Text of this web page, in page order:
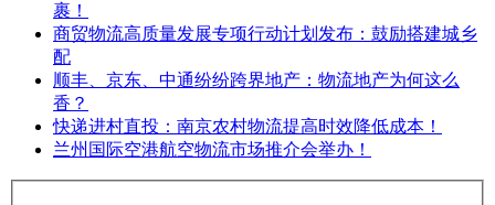
裹！
商贸物流高质量发展专项行动计划发布：鼓励搭建城乡
配
顺丰、京东、中通纷纷跨界地产：物流地产为何这么
香？
快递进村直投：南京农村物流提高时效降低成本！
兰州国际空港航空物流市场推介会举办！